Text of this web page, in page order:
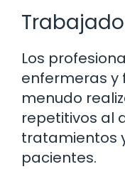
Los
enfermeras y
menudo
repetitivos al
tratamientos
pacientes.